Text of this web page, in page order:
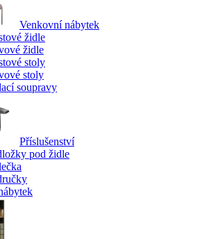
Venkovní nábytek
židle
židle
stoly
stoly
soupravy
Příslušenství
pod židle